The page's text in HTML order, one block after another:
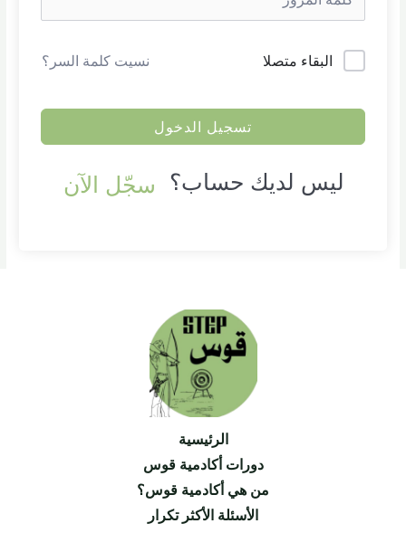
البقاء متصلا نسيت كلمة السر؟
تسجيل الدخول
ليس لديك حساب؟ سجّل الآن
الرئيسية
دورات أكادمية قوس
من هي أكادمية قوس؟
الأسئلة الأكثر تكرار